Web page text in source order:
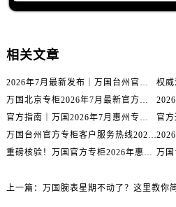
相关文章
2026年7月最新发布｜万国台州官方专柜客户服务热线与专柜信息攻略
万国北京专柜2026年7月最新官方客服热线｜门店信息及服务攻略发布
官方指南｜万国2026年7月惠州专柜客户服务热线与门店信息全攻略
万国台州官方专柜客户服务热线2026年7月最新公告｜专柜信息权威核验
重磅核验！万国官方专柜2026年惠州客户服务热线与门店信息（7月最新）
上一篇： 万国腕表星期不动了？这里教你